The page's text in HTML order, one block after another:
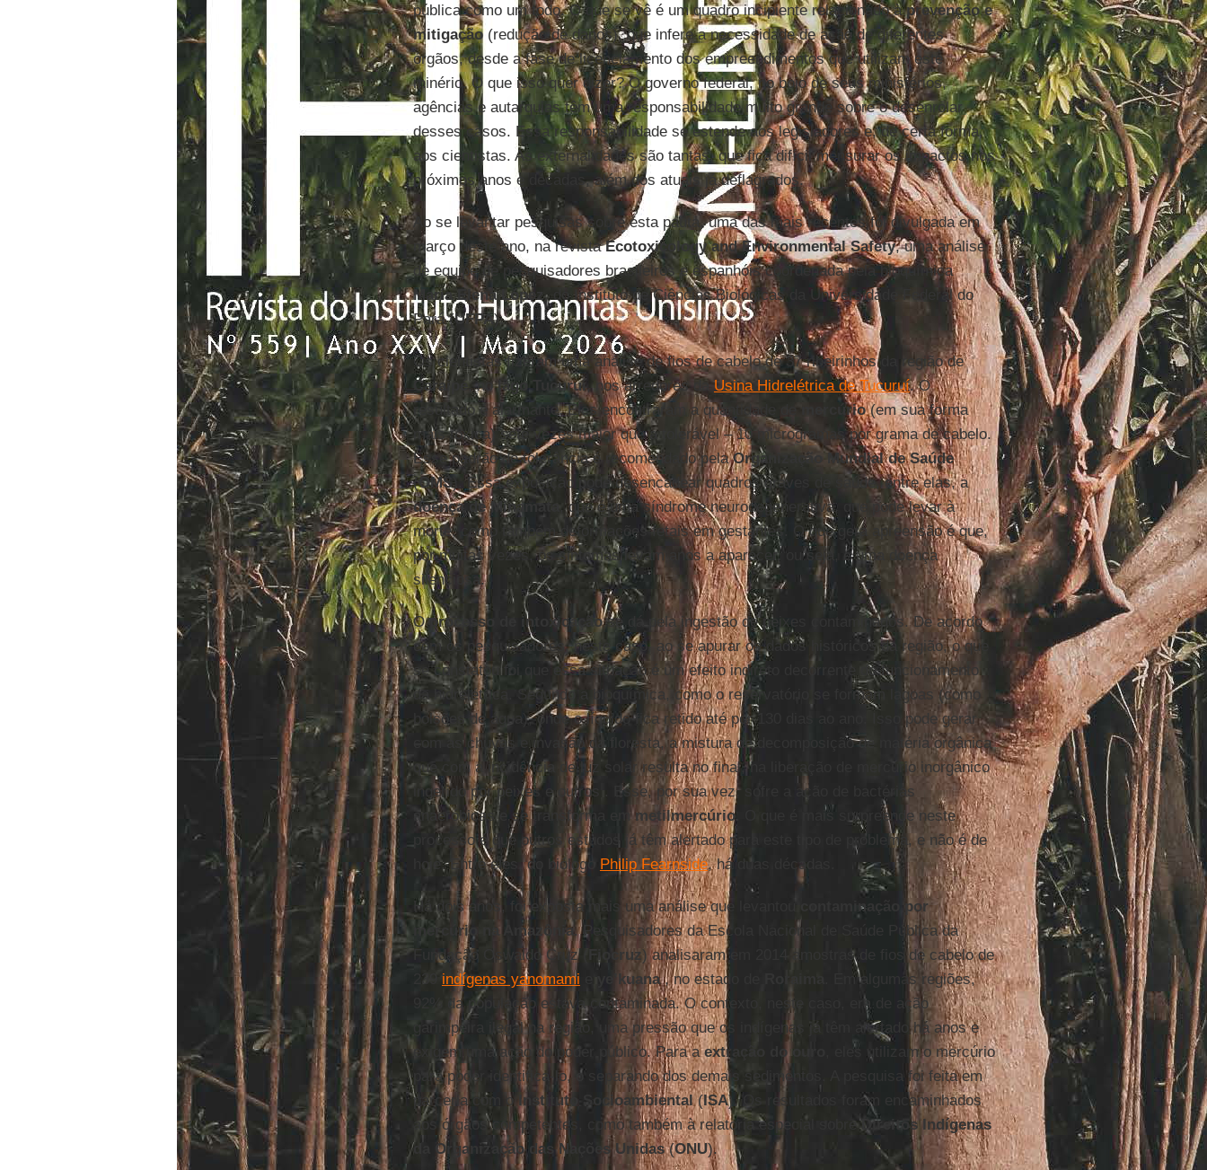
pública como um todo. O que se vê é um quadro incipiente relacionado àprevenção e
mitigação(redução de danos), que infere a necessidade de ação de diferentes
órgãos, desde a fase de licenciamento dos empreendimentos que utilizam este
minério. O que isso quer dizer? O governo federal, no bojo de seus ministérios,
agências e autarquias têm uma responsabilidade muito grande sobre o desenrolar
desses casos. Essa responsabilidade se estende aos legisladores e, de certa forma,
aos cientistas. As externalidades são tantas, que fica difícil mensurar os impactos nos
próximos anos e décadas, além dos atuais já deflagrados.
Ao se levantar pesquisas sobre esta pauta, uma das mais recentes foi divulgada em
março deste ano, na revistaEcotoxicology and Environmental Safety, uma análise
de equipe de pesquisadores brasileiros e espanhóis coordenada pela bioquímica
María Elena López, do Instituto de Ciências Biológicas da Universidade Federal do
Pará (UFPA).
Os cientistas fizeram uma análise de fios de cabelo de 37 ribeirinhos da região de
Caraipé, nolago Tucuruí, nos arredores daUsina Hidrelétrica de Tucuruí. O
resultado é alarmante. Eles encontraram a quantidade de
mercúrio(em sua forma
mais tóxica) sete vezes maior que a tolerável – 10 microgramas por grama de cabelo.
Esse padrão de tolerância é recomendado pelaOrganização Mundial de Saúde
(OMS). Essa exposição pode desencadear quadros graves de saúde, entre elas, a
doença de Minamata
, que é uma síndrome neurodegenerativa, que pode levar à
morte, como também deformações fetais em gestantes. O que gera apreensão é que,
por muitas vezes, os sintomas levam anos a aparecer, ou seja, é uma doença
silenciosa.
Oprocesso de intoxicaçãose dá pela ingestão de peixes contaminados. De acordo
com os pesquisadores, neste caso, ao se apurar os dados históricos da região, o que
se constatou foi que essa situação é um efeito indireto decorrente do funcionamento
da hidrelétrica. Segundo a bioquímica, como o reservatório se formam lagoas (como
bolsões de água), onde o líquido fica retido até por 130 dias ao ano. Isso pode gerar
com as chuvas e invasão da floresta, a mistura de decomposição de matéria orgânica
que com a incidência de luz solar resulta no final, na liberação de mercúrio inorgânico
ingerido por peixes e outros . Esse, por sua vez, sofre a ação de bactérias
anaeróbicas e se transforma emmetilmercúrio. O que é mais surpreende neste
processo é que outros estudos já têm alertado para este tipo de problema, e não é de
hoje. Entre eles, do biólogo Philip Fearnside, há duas décadas.
Há dois anos, foi exposta mais uma análise que levantou
contaminação por
mercúrio na Amazônia. Pesquisadores da Escola Nacional de Saúde Pública da
Fundação Oswaldo Cruz (
Fiocruz) analisaram em 2014 amostras de fios de cabelo de
239 indígenas yanomami ye’kuana, no estado de
. Em algumas regiões,
92% da população estava contaminada. O contexto, neste caso, era de ação
garimpeira ilegal na região, uma pressão que os indígenas já têm alertado há anos e
exigem uma ação do poder público. Para aextração do ouro
, eles utilizam o mercúrio
para poder identifica-lo, o separando dos demais sedimentos. A pesquisa foi feita em
parceria com o Instituto Socioambiental(ISA). Os resultados foram encaminhados
aos órgãos competentes, como também à relatoria especial sobreDireitos Indígenas
da Organização das Nações Unidas(ONU).